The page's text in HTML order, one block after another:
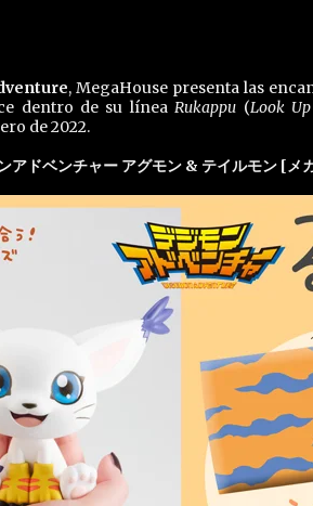
, MegaHouse presenta las
dentro de su líneaRukappu (Look
de 2022.
アドベンチャー アグモン & テイルモン [メ